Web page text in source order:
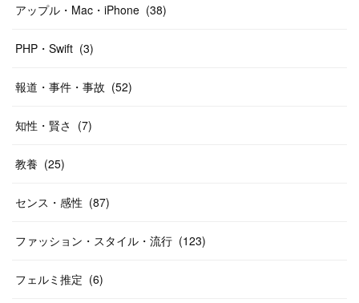
アップル・Mac・iPhone (38)
PHP・Swift (3)
報道・事件・事故 (52)
知性・賢さ (7)
教養 (25)
センス・感性 (87)
ファッション・スタイル・流行 (123)
フェルミ推定 (6)